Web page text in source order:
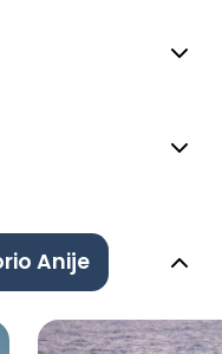
Anije